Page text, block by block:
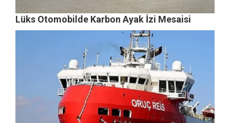
Lüks Otomobilde Karbon Ayak İzi Mesaisi